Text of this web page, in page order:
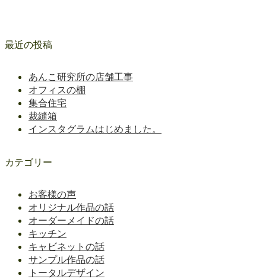
最近の投稿
あんこ研究所の店舗工事
オフィスの棚
集合住宅
裁縫箱
インスタグラムはじめました。
カテゴリー
お客様の声
オリジナル作品の話
オーダーメイドの話
キッチン
キャビネットの話
サンプル作品の話
トータルデザイン